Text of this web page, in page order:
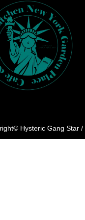
Hysteric Gang Star /